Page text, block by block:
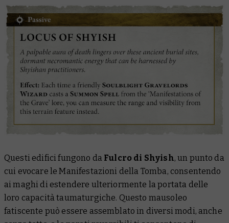
Questi edifici fungono da Fulcro di Shyish, un punto da
cui evocare le Manifestazioni della Tomba, consentendo
ai maghi di estendere ulteriormente la portata delle
loro capacità taumaturgiche. Questo mausoleo
fatiscente può essere assemblato in diversi modi, anche